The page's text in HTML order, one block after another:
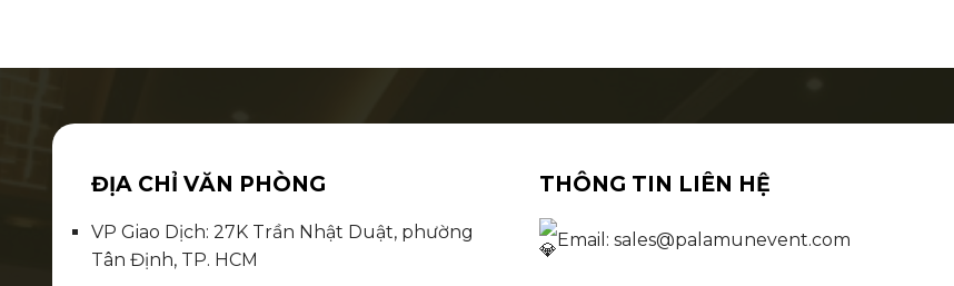
ĐỊA CHỈ VĂN PHÒNG
VP Giao Dịch: 27K Trần Nhật Duật, phường
Tân Định, TP. HCM
THÔNG TIN LIÊN HỆ
Email: sales@palamunevent.com